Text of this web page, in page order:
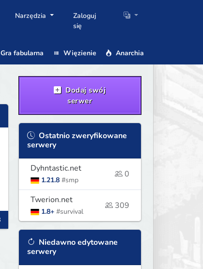
Narzędzia
Zaloguj
się
Gra fabularna Więzienie Anarchia
Dodaj swój
serwer
Ostatnio zweryfikowane
serwery
Dyhntastic.net
1.21.8 #smp
0
Twerion.net
1.8+ #survival
309
Niedawno edytowane
serwery